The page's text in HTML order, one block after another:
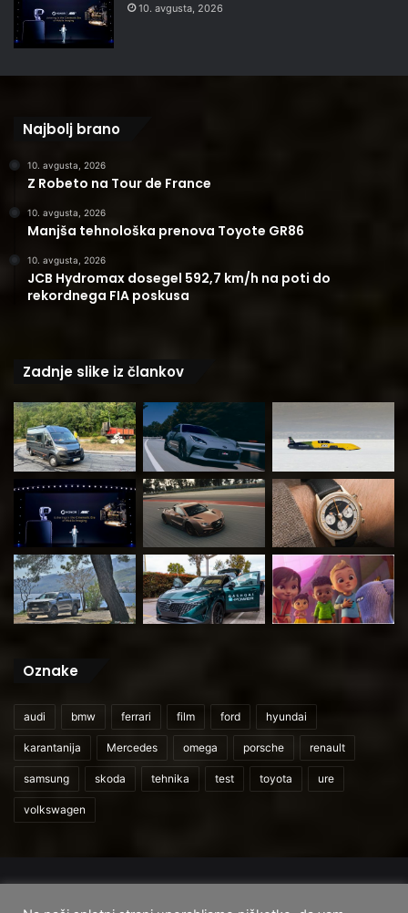
10. avgusta, 2026
Najbolj brano
10. avgusta, 2026
Z Robeto na Tour de France
10. avgusta, 2026
Manjša tehnološka prenova Toyote GR86
10. avgusta, 2026
JCB Hydromax dosegel 592,7 km/h na poti do
rekordnega FIA poskusa
Zadnje slike iz člankov
Oznake
audi bmw ferrari film ford hyundai
karantanija Mercedes omega porsche renault
samsung skoda tehnika test toyota ure
volkswagen